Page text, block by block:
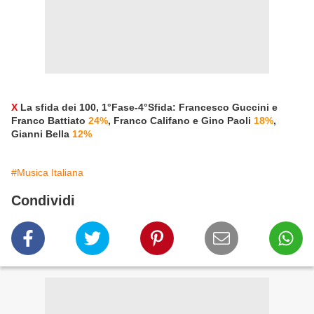
X La sfida dei 100, 1°Fase-4°Sfida: Francesco Guccini e
Franco Battiato 24%, Franco Califano e Gino Paoli 18%,
Gianni Bella 12%
#Musica Italiana
Condividi